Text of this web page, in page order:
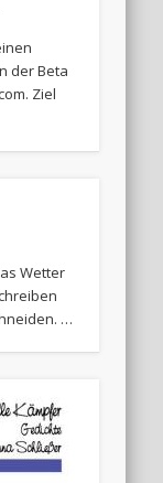
der Beta
Ziel
Wetter
…